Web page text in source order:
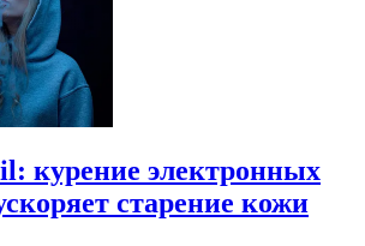
курение электронных
старение кожи